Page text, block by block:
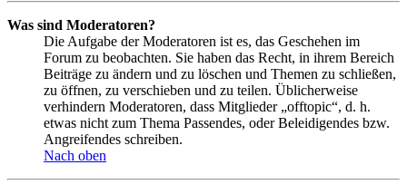
Was sind Moderatoren?
Die Aufgabe der Moderatoren ist es, das Geschehen im
Forum zu beobachten. Sie haben das Recht, in ihrem Bereich
Beiträge zu ändern und zu löschen und Themen zu schließen,
zu öffnen, zu verschieben und zu teilen. Üblicherweise
verhindern Moderatoren, dass Mitglieder „offtopic“, d. h.
etwas nicht zum Thema Passendes, oder Beleidigendes bzw.
Angreifendes schreiben.
Nach oben